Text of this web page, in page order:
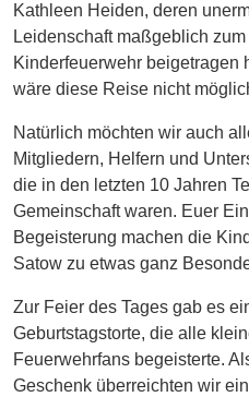
Kathleen Heiden, deren
Leidenschaft maßgeblich
Kinderfeuerwehr beigetragen
wäre diese Reise nicht
Natürlich möchten wir auch
Mitgliedern, Helfern und
die in den letzten 10 Jahren
Gemeinschaft waren. Euer
Begeisterung machen die
Satow zu etwas ganz
Zur Feier des Tages gab es
Geburtstagstorte, die alle
Feuerwehrfans begeisterte.
Geschenk überreichten wir